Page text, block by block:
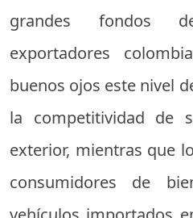
grandes fondos
exportadores
buenos ojos este nivel
la competitividad de
exterior, mientras que
consumidores de